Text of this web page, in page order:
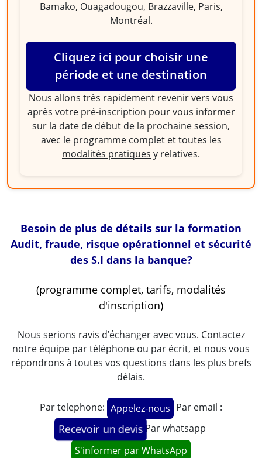
Bamako, Ouagadougou, Brazzaville, Paris,
Montréal.
Cliquez ici pour choisir une
période et une destination
Nous allons très rapidement revenir vers vous
après votre pré-inscription pour vous informer
sur la date de début de la prochaine session,
avec le programme complet et toutes les
modalités pratiques y relatives.
Besoin de plus de détails sur la formation
Audit, fraude, risque opérationnel et sécurité
des S.I dans la banque?
(programme complet, tarifs, modalités
d'inscription)
Nous serions ravis d’échanger avec vous. Contactez
notre équipe par téléphone ou par écrit, et nous vous
répondrons à toutes vos questions dans les plus brefs
délais.
Par telephone: Appelez-nous Par email :
Recevoir un devis Par whatsapp
S'informer par WhatsApp